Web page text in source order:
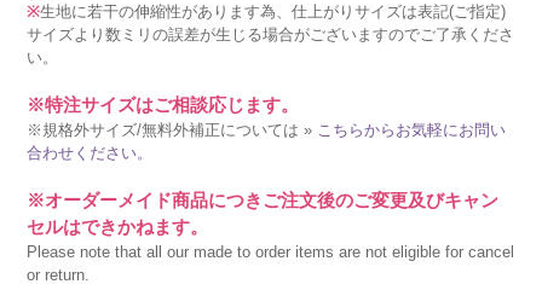
※生地に若干の伸縮性があります為、仕上がりサイズは表記(ご指定)
サイズより数ミリの誤差が生じる場合がございますのでご了承くださ
い。
※特注サイズはご相談応じます。
※規格外サイズ/無料外補正については » こちらからお気軽にお問い
合わせください。
※オーダーメイド商品につきご注文後のご変更及びキャン
セルはできかねます。
Please note that all our made to order items are not eligible for cancel
or return.